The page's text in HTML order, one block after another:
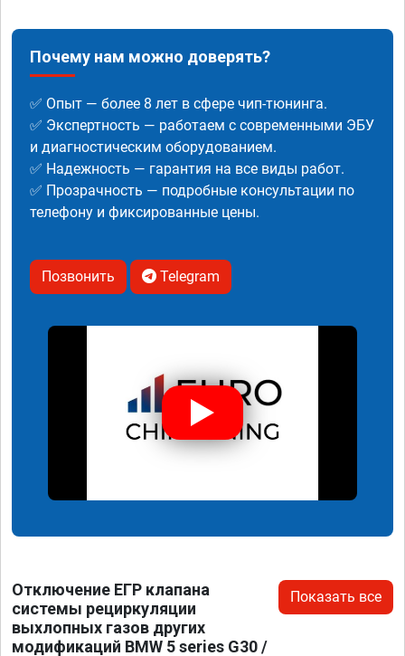
Почему нам можно доверять?
✅ Опыт — более 8 лет в сфере чип-тюнинга.
✅ Экспертность — работаем с современными ЭБУ
и диагностическим оборудованием.
✅ Надежность — гарантия на все виды работ.
✅ Прозрачность — подробные консультации по
телефону и фиксированные цены.
Позвонить Telegram
Отключение ЕГР клапана
системы рециркуляции
выхлопных газов других
модификаций BMW 5 series G30 /
Показать все